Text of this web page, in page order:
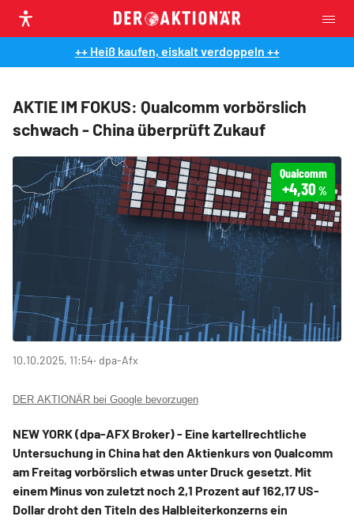
++ Heiß kaufen, eiskalt verdoppeln ++
AKTIE IM FOKUS: Qualcomm vorbörslich
schwach - China überprüft Zukauf
Qualcomm
+4,30 %
10.10.2025, 11:54‧ dpa-Afx
DER AKTIONÄR bei Google bevorzugen
NEW YORK (dpa-AFX Broker) - Eine kartellrechtliche
Untersuchung in China hat den Aktienkurs von Qualcomm
am Freitag vorbörslich etwas unter Druck gesetzt. Mit
einem Minus von zuletzt noch 2,1 Prozent auf 162,17 US-
Dollar droht den Titeln des Halbleiterkonzerns ein